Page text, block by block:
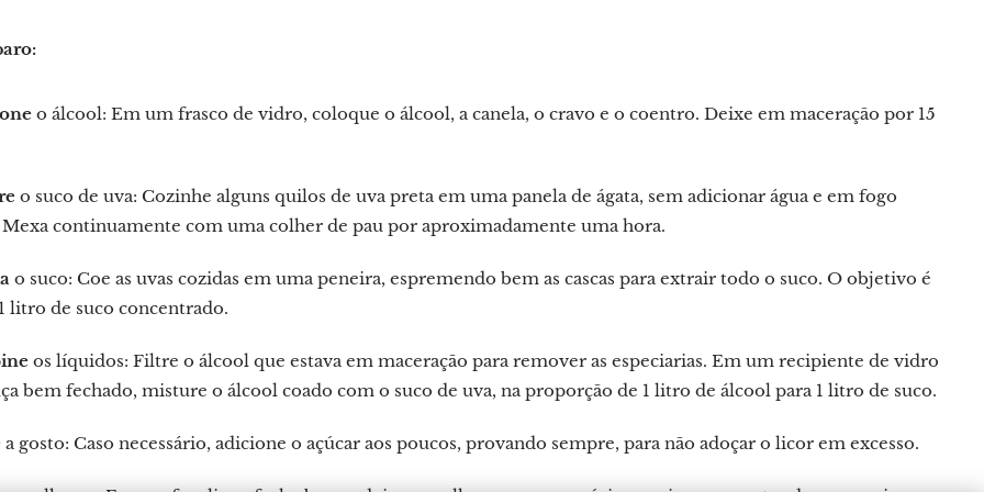
o álcool: Em um frasco de vidro, coloque o álcool, a canela, o cravo e o coentro. Deixe em maceração por 15
o suco de uva: Cozinhe alguns quilos de uva preta em uma panela de ágata, sem adicionar água e em fogo
continuamente com uma colher de pau por aproximadamente uma hora.
o suco: Coe as uvas cozidas em uma peneira, espremendo bem as cascas para extrair todo o suco. O objetivo é
litro de suco concentrado.
os líquidos: Filtre o álcool que estava em maceração para remover as especiarias. Em um recipiente de vidro
bem fechado, misture o álcool coado com o suco de uva, na proporção de 1 litro de álcool para 1 litro de suco.
a gosto: Caso necessário, adicione o açúcar aos poucos, provando sempre, para não adoçar o licor em excesso.